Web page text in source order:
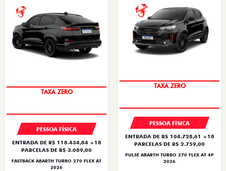
TAXA ZERO
PESSOA FÍSICA
ENTRADA DE R$ 118.434,84 +18
PARCELAS DE R$ 3.089,00
FASTBACK ABARTH TURBO 270 FLEX AT
2026
TAXA ZERO
PESSOA FÍSICA
ENTRADA DE R$ 104.728,61 +18
PARCELAS DE R$ 2.759,00
PULSE ABARTH TURBO 270 FLEX AT 4P
2026